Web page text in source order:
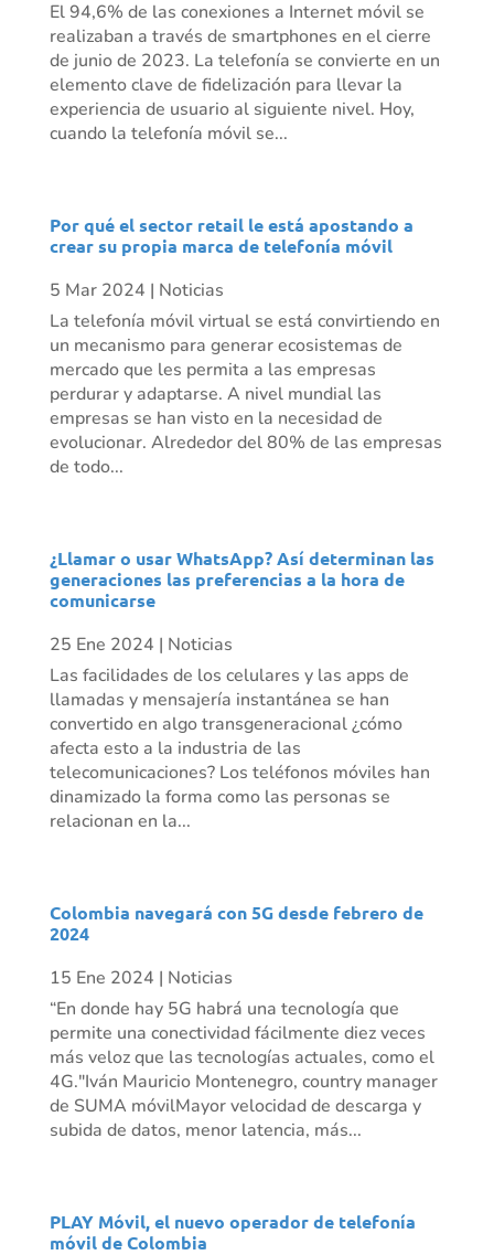
El 94,6% de las conexiones a Internet móvil se
realizaban a través de smartphones en el cierre
de junio de 2023. La telefonía se convierte en un
elemento clave de fidelización para llevar la
experiencia de usuario al siguiente nivel. Hoy,
cuando la telefonía móvil se...
Por qué el sector retail le está apostando a
crear su propia marca de telefonía móvil
5 Mar 2024 | Noticias
La telefonía móvil virtual se está convirtiendo en
un mecanismo para generar ecosistemas de
mercado que les permita a las empresas
perdurar y adaptarse. A nivel mundial las
empresas se han visto en la necesidad de
evolucionar. Alrededor del 80% de las empresas
de todo...
¿Llamar o usar WhatsApp? Así determinan las
generaciones las preferencias a la hora de
comunicarse
25 Ene 2024 | Noticias
Las facilidades de los celulares y las apps de
llamadas y mensajería instantánea se han
convertido en algo transgeneracional ¿cómo
afecta esto a la industria de las
telecomunicaciones? Los teléfonos móviles han
dinamizado la forma como las personas se
relacionan en la...
Colombia navegará con 5G desde febrero de
2024
15 Ene 2024 | Noticias
“En donde hay 5G habrá una tecnología que
permite una conectividad fácilmente diez veces
más veloz que las tecnologías actuales, como el
4G."Iván Mauricio Montenegro, country manager
de SUMA móvilMayor velocidad de descarga y
subida de datos, menor latencia, más...
PLAY Móvil, el nuevo operador de telefonía
móvil de Colombia